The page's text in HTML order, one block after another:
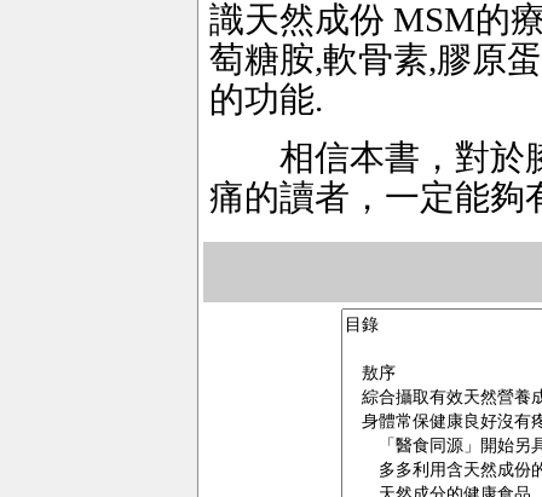
識天然成份 MSM的
萄糖胺,軟骨素,膠原
的功能.
相信本書，對於
痛的讀者，一定能夠